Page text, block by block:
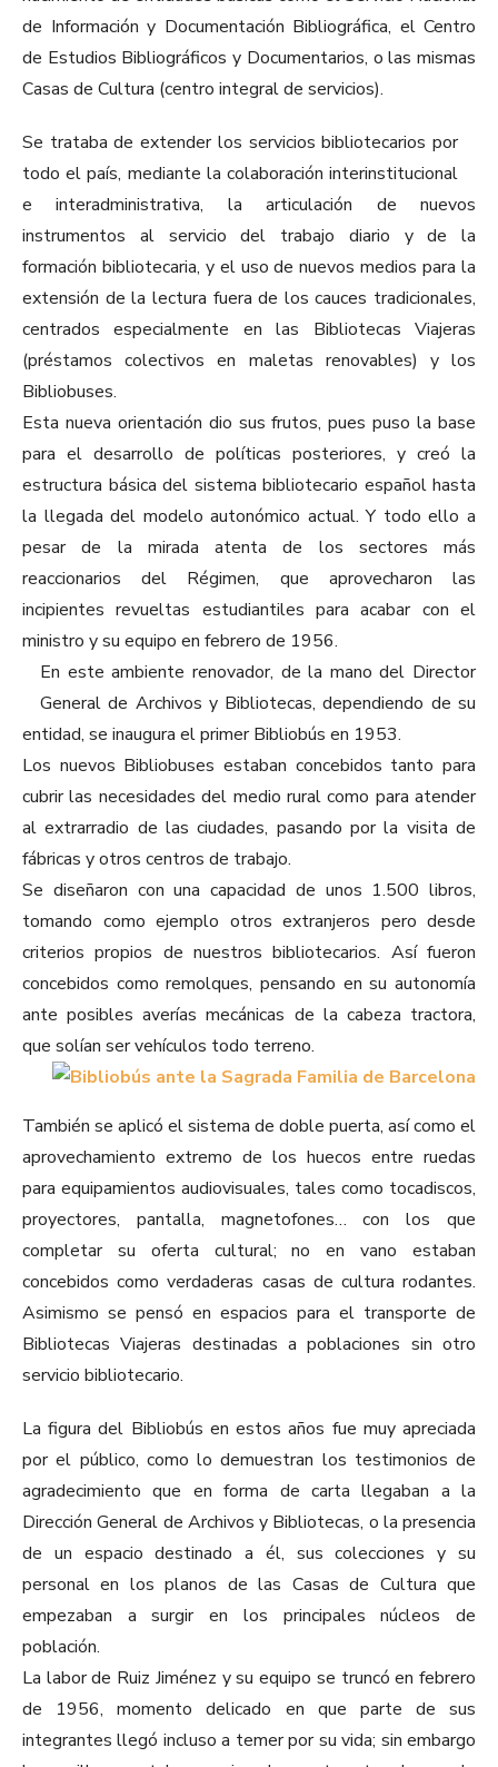
de Información y Documentación Bibliográfica, el Centro
de Estudios Bibliográficos y Documentarios, o las mismas
Casas de Cultura (centro integral de servicios).
Se trataba de extender los servicios bibliotecarios por
todo el país, mediante la colaboración interinstitucional
e interadministrativa, la articulación de nuevos
instrumentos al servicio del trabajo diario y de la
formación bibliotecaria, y el uso de nuevos medios para la
extensión de la lectura fuera de los cauces tradicionales,
centrados especialmente en las Bibliotecas Viajeras
(préstamos colectivos en maletas renovables) y los
Bibliobuses.
Esta nueva orientación dio sus frutos, pues puso la base
para el desarrollo de políticas posteriores, y creó la
estructura básica del sistema bibliotecario español hasta
la llegada del modelo autonómico actual. Y todo ello a
pesar de la mirada atenta de los sectores más
reaccionarios del Régimen, que aprovecharon las
incipientes revueltas estudiantiles para acabar con el
ministro y su equipo en febrero de 1956.
En este ambiente renovador, de la mano del Director
General de Archivos y Bibliotecas, dependiendo de su
entidad, se inaugura el primer Bibliobús en 1953.
Los nuevos Bibliobuses estaban concebidos tanto para
cubrir las necesidades del medio rural como para atender
al extrarradio de las ciudades, pasando por la visita de
fábricas y otros centros de trabajo.
Se diseñaron con una capacidad de unos 1.500 libros,
tomando como ejemplo otros extranjeros pero desde
criterios propios de nuestros bibliotecarios. Así fueron
concebidos como remolques, pensando en su autonomía
ante posibles averías mecánicas de la cabeza tractora,
que solían ser vehículos todo terreno.
También se aplicó el sistema de doble puerta, así como el
aprovechamiento extremo de los huecos entre ruedas
para equipamientos audiovisuales, tales como tocadiscos,
proyectores, pantalla, magnetofones… con los que
completar su oferta cultural; no en vano estaban
concebidos como verdaderas casas de cultura rodantes.
Asimismo se pensó en espacios para el transporte de
Bibliotecas Viajeras destinadas a poblaciones sin otro
servicio bibliotecario.
La figura del Bibliobús en estos años fue muy apreciada
por el público, como lo demuestran los testimonios de
agradecimiento que en forma de carta llegaban a la
Dirección General de Archivos y Bibliotecas, o la presencia
de un espacio destinado a él, sus colecciones y su
personal en los planos de las Casas de Cultura que
empezaban a surgir en los principales núcleos de
población.
La labor de Ruiz Jiménez y su equipo se truncó en febrero
de 1956, momento delicado en que parte de sus
integrantes llegó incluso a temer por su vida; sin embargo